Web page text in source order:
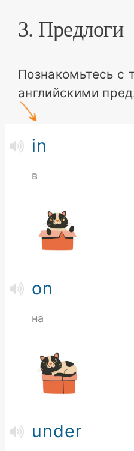
3. Предлоги
Познакомьтесь
английскими
in
в
on
на
under